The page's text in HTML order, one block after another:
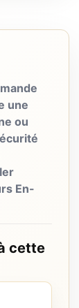
une
ou
En-
cette